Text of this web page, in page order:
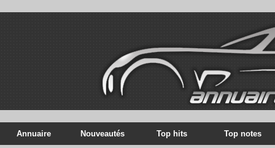
Annuaire Nouveautés Top hits Top notes